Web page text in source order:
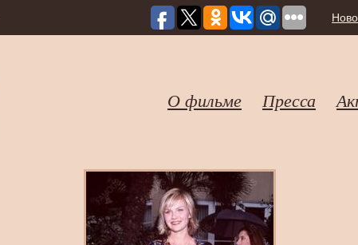
О фильме Пресса